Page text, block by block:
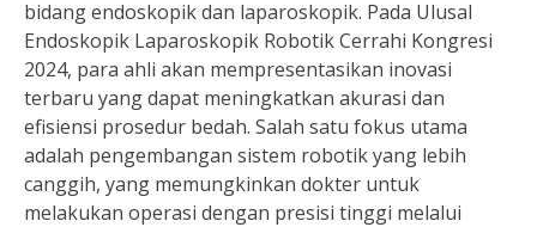
bidang endoskopik dan laparoskopik. Pada Ulusal
Endoskopik Laparoskopik Robotik Cerrahi Kongresi
2024, para ahli akan mempresentasikan inovasi
terbaru yang dapat meningkatkan akurasi dan
efisiensi prosedur bedah. Salah satu fokus utama
adalah pengembangan sistem robotik yang lebih
canggih, yang memungkinkan dokter untuk
melakukan operasi dengan presisi tinggi melalui